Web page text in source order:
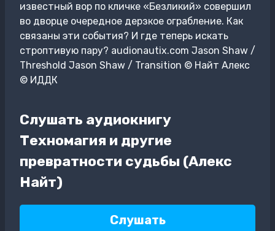
известный вор по кличке «Безликий» совершил
во дворце очередное дерзкое ограбление. Как
связаны эти события? И где теперь искать
строптивую пару? audionautix.com Jason Shaw /
Threshold Jason Shaw / Transition © Найт Алекс
© ИДДК
Слушать аудиокнигу
Техномагия и другие
превратности судьбы (Алекс
Найт)
Слушать